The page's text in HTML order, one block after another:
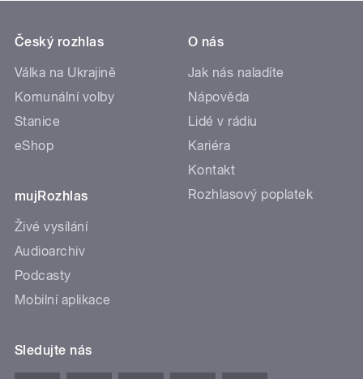
Český rozhlas
Válka na Ukrajině
Komunální volby
Stanice
eShop
mujRozhlas
Živé vysílání
Audioarchiv
Podcasty
Mobilní aplikace
O nás
Jak nás naladíte
Nápověda
Lidé v rádiu
Kariéra
Kontakt
Rozhlasový poplatek
Sledujte nás